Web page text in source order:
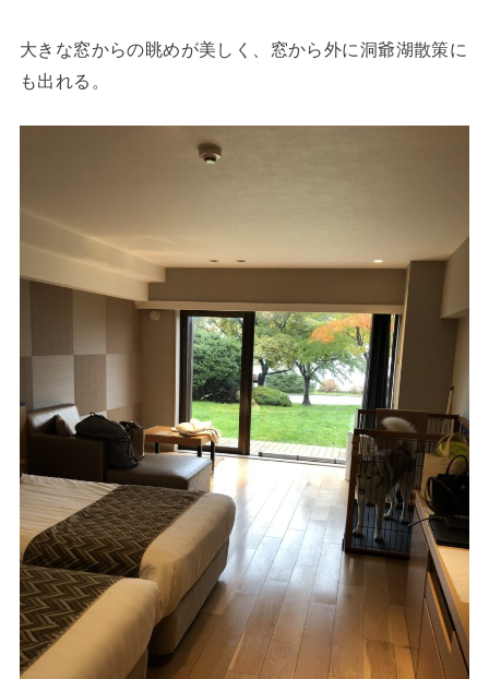
大きな窓からの眺めが美しく、窓から外に洞爺湖散策に
も出れる。